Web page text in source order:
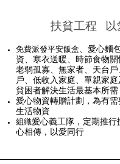
扶貧工程 以
免費派發平安飯盒、愛心麵
資、寒衣送暖、時節食物
老弱孤寡、無家者、天台
戶、低收入家庭、單親家
貧困者解決生活最基本所需
愛心物資轉贈計劃
，為有
生活物資
組織愛心義工隊，定期推行
心相傳，以愛同行